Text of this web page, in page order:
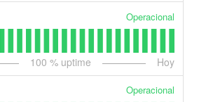
Operacional
100 % uptime Hoy
Operacional